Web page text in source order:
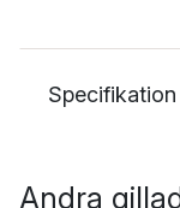
Specifikation
Andra